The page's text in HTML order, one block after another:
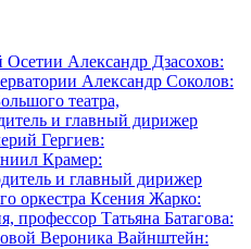
Александр Дзасохов:
Александр Соколов:
театра,
и главный дирижер
Гергиев:
Крамер:
и главный дирижер
оркестра Ксения Жарко:
профессор Татьяна Батагова:
Вероника Вайнштейн: